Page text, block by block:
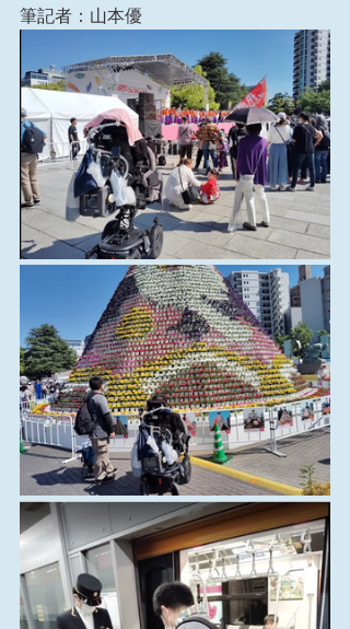
筆記者：山本優